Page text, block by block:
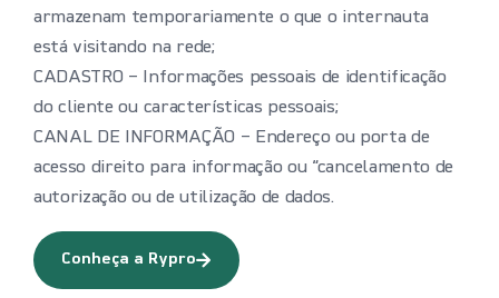
armazenam temporariamente o que o internauta
está visitando na rede;
CADASTRO – Informações pessoais de identificação
do cliente ou características pessoais;
CANAL DE INFORMAÇÃO – Endereço ou porta de
acesso direito para informação ou “cancelamento de
autorização ou de utilização de dados.
Conheça a Rypro